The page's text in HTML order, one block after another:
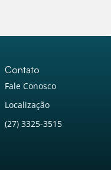
Contato
Fale Conosco
Localização
(27) 3325-3515